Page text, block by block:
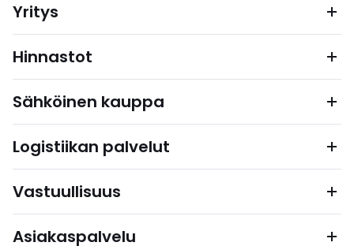
Yritys
Hinnastot
Sähköinen kauppa
Logistiikan palvelut
Vastuullisuus
Asiakaspalvelu